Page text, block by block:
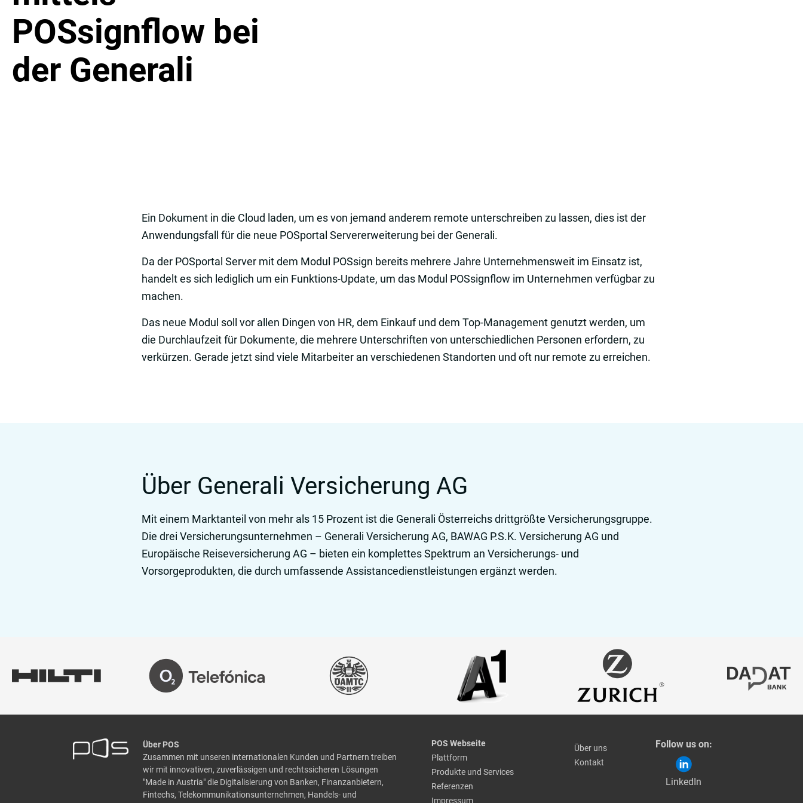
POSsignflow bei
der Generali
Ein Dokument in die Cloud laden, um es von jemand anderem remote unterschreiben zu lassen, dies ist der
Anwendungsfall für die neue POSportal Servererweiterung bei der Generali.
Da der POSportal Server mit dem Modul POSsign bereits mehrere Jahre Unternehmensweit im Einsatz ist,
handelt es sich lediglich um ein Funktions-Update, um das Modul POSsignflow im Unternehmen verfügbar zu
machen.
Das neue Modul soll vor allen Dingen von HR, dem Einkauf und dem Top-Management genutzt werden, um
die Durchlaufzeit für Dokumente, die mehrere Unterschriften von unterschiedlichen Personen erfordern, zu
verkürzen. Gerade jetzt sind viele Mitarbeiter an verschiedenen Standorten und oft nur remote zu erreichen.
Über Generali Versicherung AG
Mit einem Marktanteil von mehr als 15 Prozent ist die Generali Österreichs drittgrößte Versicherungsgruppe.
Die drei Versicherungsunternehmen – Generali Versicherung AG, BAWAG P.S.K. Versicherung AG und
Europäische Reiseversicherung AG – bieten ein komplettes Spektrum an Versicherungs- und
Vorsorgeprodukten, die durch umfassende Assistancedienstleistungen ergänzt werden.
Über POS
Zusammen mit unseren internationalen Kunden und Partnern treiben
wir mit innovativen, zuverlässigen und rechtssicheren Lösungen
"Made in Austria" die Digitalisierung von Banken, Finanzanbietern,
Fintechs, Telekommunikationsunternehmen, Handels- und
POS Webseite
Plattform
Produkte und Services
Referenzen
Impressum
Über uns
Kontakt
Follow us on:
LinkedIn